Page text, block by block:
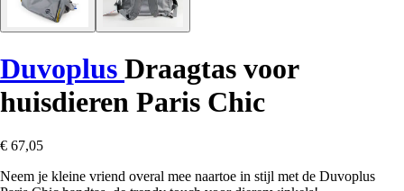
Duvoplus Draagtas voor
huisdieren Paris Chic
€ 67,05
Neem je kleine vriend overal mee naartoe in stijl met de Duvoplus